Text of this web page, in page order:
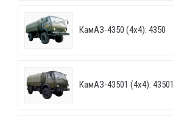
КамАЗ-4350 (4х4): 4350
КамАЗ-43501 (4х4): 43501